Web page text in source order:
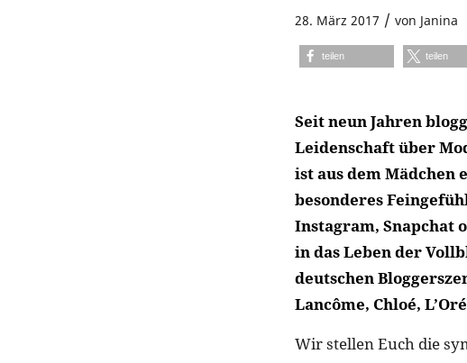
28. März 2017 / von Janina
teilen teilen
Seit neun Jahren
Leidenschaft über
ist aus dem Mädchen
besonderes
Instagram, Snapchat
in das Leben der
deutschen
Lancôme, Chloé,
Wir stellen Euch die